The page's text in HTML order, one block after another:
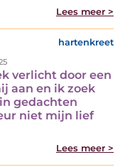
Lees meer >
hartenkreet
verlicht door een
aan en ik zoek
gedachten
niet mijn lief
Lees meer >